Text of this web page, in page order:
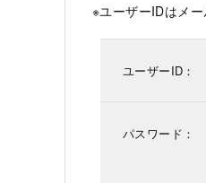
※ユーザーIDはメー
ユーザーID：
パスワード：